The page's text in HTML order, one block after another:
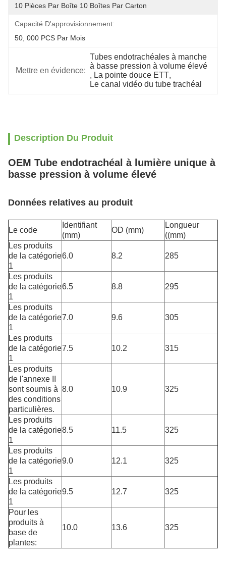
10 Pièces Par Boîte 10 Boîtes Par Carton
Capacité D'approvisionnement:
50, 000 PCS Par Mois
Mettre en évidence:
Tubes endotrachéales à manche
à basse pression à volume élevé
, La pointe douce ETT,
Le canal vidéo du tube trachéal
Description Du Produit
OEM Tube endotrachéal à lumière unique à
basse pression à volume élevé
Données relatives au produit
Le code
Identifiant
(mm)
OD (mm)
Longueur
((mm)
Les produits
de la catégorie
1
6.0 8.2 285
Les produits
de la catégorie
1
6.5 8.8 295
Les produits
de la catégorie
1
7.0 9.6 305
Les produits
de la catégorie
1
7.5 10.2 315
Les produits
de l'annexe II
sont soumis à
des conditions
particulières.
8.0 10.9 325
Les produits
de la catégorie
1
8.5 11.5 325
Les produits
de la catégorie
1
9.0 12.1 325
Les produits
de la catégorie
1
9.5 12.7 325
Pour les
produits à
base de
plantes:
10.0 13.6 325